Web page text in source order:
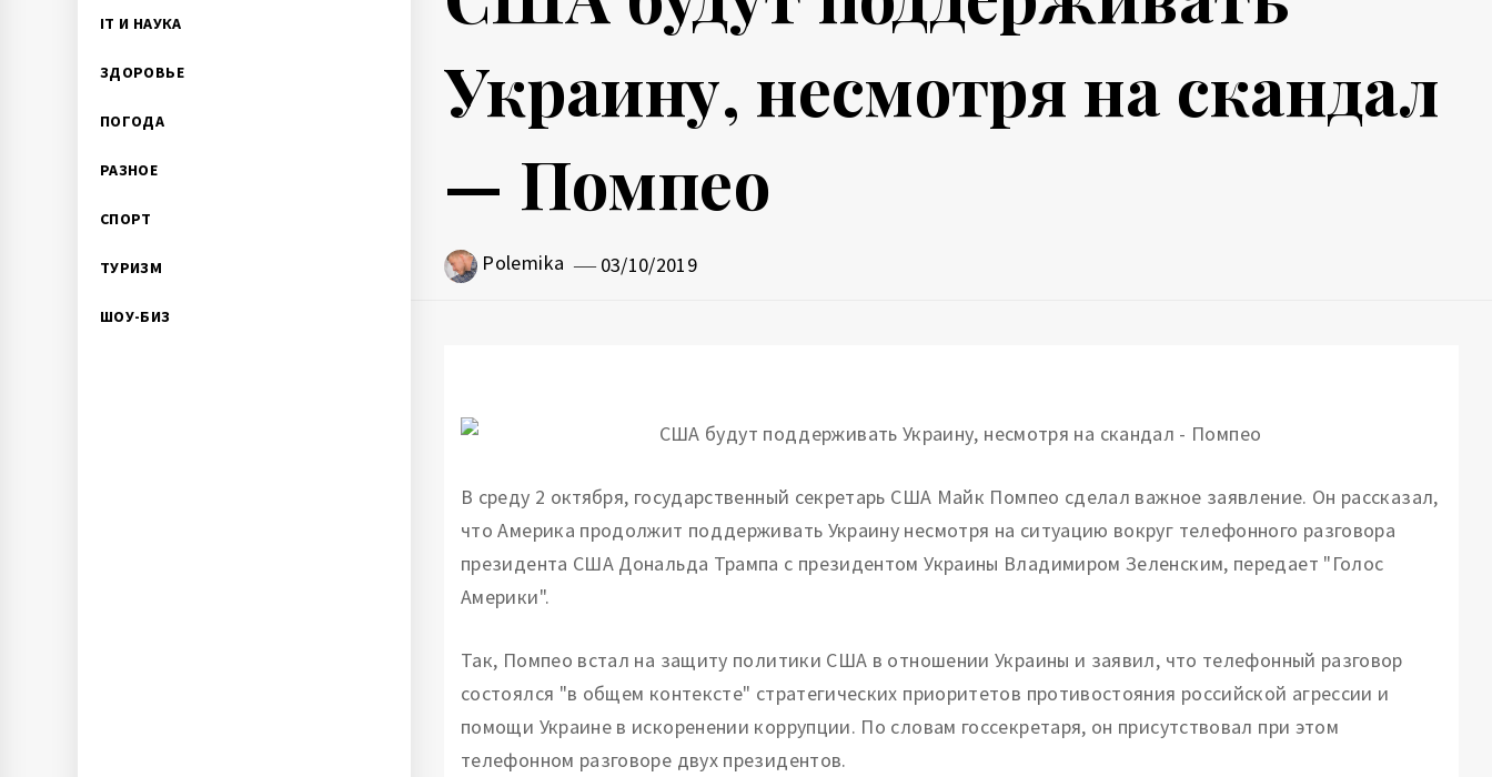
IT И НАУКА
ЗДОРОВЬЕ
ПОГОДА
РАЗНОЕ
СПОРТ
ТУРИЗМ
ШОУ-БИЗ
Украину, несмотря на скандал
— Помпео
Polemika 03/10/2019
В среду 2 октября, государственный секретарь США Майк Помпео сделал важное заявление. Он рассказал,
что Америка продолжит поддерживать Украину несмотря на ситуацию вокруг телефонного разговора
президента США Дональда Трампа с президентом Украины Владимиром Зеленским, передает "Голос
Америки".
Так, Помпео встал на защиту политики США в отношении Украины и заявил, что телефонный разговор
состоялся "в общем контексте" стратегических приоритетов противостояния российской агрессии и
помощи Украине в искоренении коррупции. По словам госсекретаря, он присутствовал при этом
телефонном разговоре двух президентов.